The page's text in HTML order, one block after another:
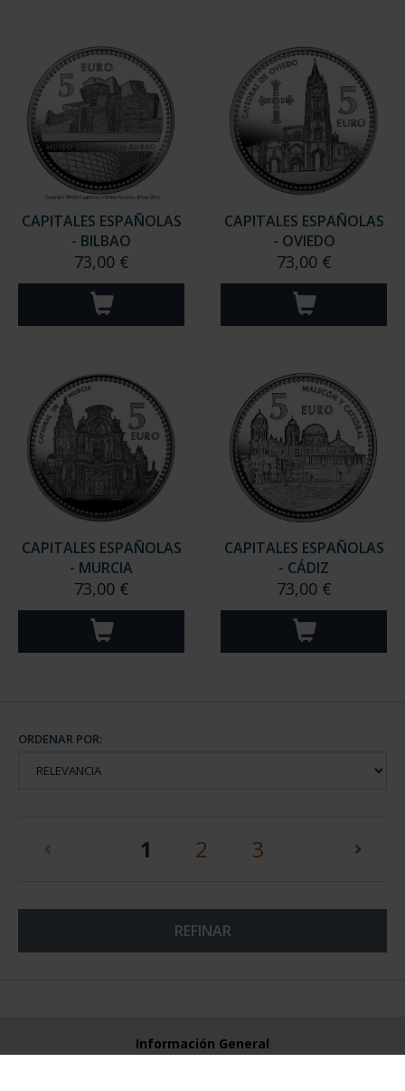
CAPITALES ESPAÑOLAS
- BILBAO
73,00 €
CAPITALES ESPAÑOLAS
- OVIEDO
73,00 €
CAPITALES ESPAÑOLAS
- MURCIA
73,00 €
CAPITALES ESPAÑOLAS
- CÁDIZ
73,00 €
ORDENAR POR:
1 (current)
2 3
REFINAR
Información General